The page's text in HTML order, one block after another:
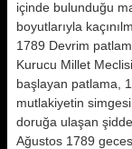
içinde bulunduğu
boyutlarıyla
1789 Devrim
Kurucu Millet
başlayan patlama,
mutlakiyetin
doruğa ulaşan
Ağustos 1789